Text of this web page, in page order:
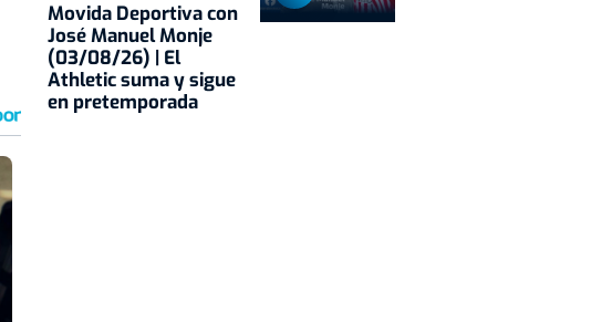
Movida Deportiva con
José Manuel Monje
(03/08/26) | El
Athletic suma y sigue
en pretemporada